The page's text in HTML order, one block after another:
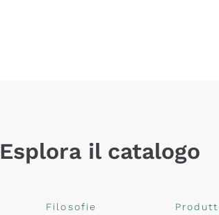
Esplora il catalogo
Filosofie